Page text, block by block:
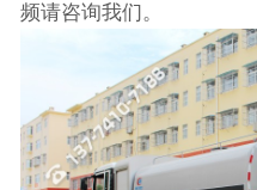
频请咨询我们。